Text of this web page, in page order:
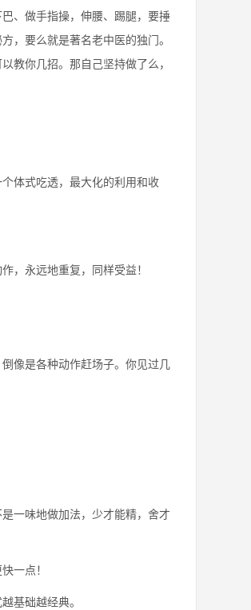
、做手指操，伸腰、踢腿，要捶
要么就是著名老中医的独门。
教你几招。那自己坚持做了么，
体式吃透，最大化的利用和收
，永远地重复，同样受益！
像是各种动作赶场子。你见过几
一味地做加法，少才能精，舍才
一点！
基础越经典。